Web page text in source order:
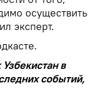
осуществить
эксперт.
в
событий,